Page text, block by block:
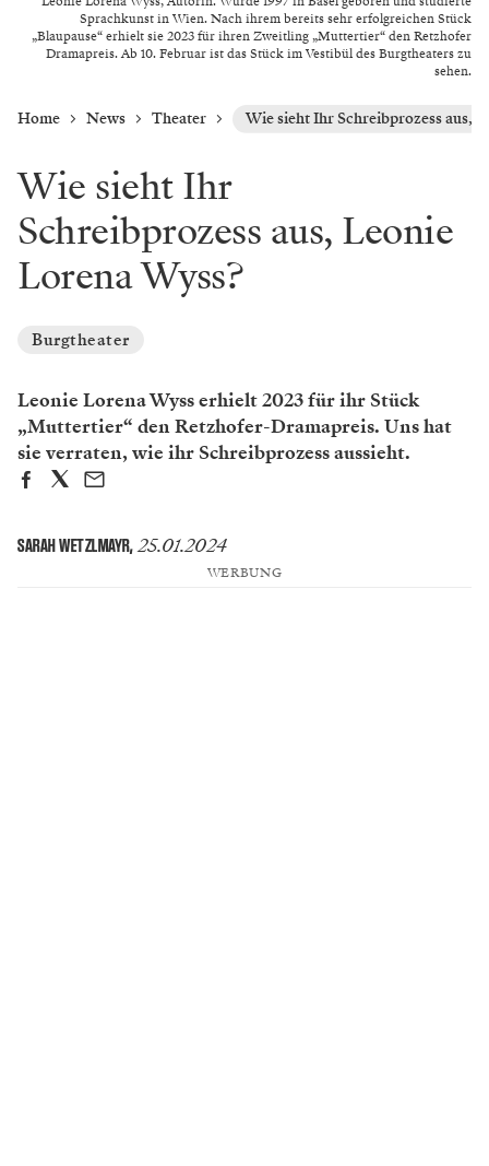
Sprachkunst in Wien. Nach ihrem bereits sehr erfolgreichen Stück
„Blaupause“ erhielt sie 2023 für ihren Zweitling „Muttertier“ den Retzhofer
Dramapreis. Ab 10. Februar ist das Stück im Vestibül des Burgtheaters zu
sehen.
Home News Theater Wie sieht Ihr Schreibprozess aus,
Wie sieht Ihr
Schreibprozess aus, Leonie
Lorena Wyss?
Burgtheater
Leonie Lorena Wyss erhielt 2023 für ihr Stück
„Muttertier“ den Retzhofer-Dramapreis. Uns hat
sie verraten, wie ihr Schreibprozess aussieht.
SARAH WETZLMAYR, 25.01.2024
WERBUNG